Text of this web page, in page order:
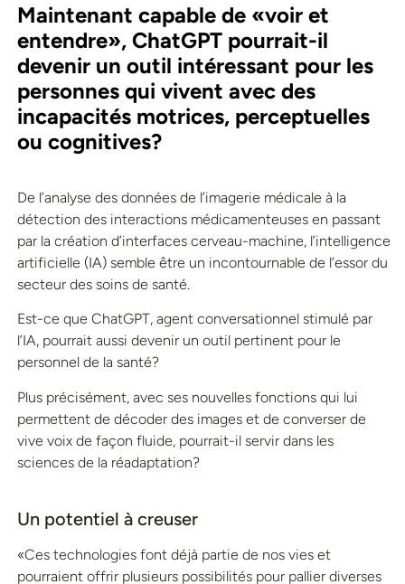
Maintenant capable de «voir et
entendre», ChatGPT pourrait-il
devenir un outil intéressant pour les
personnes qui vivent avec des
incapacités motrices, perceptuelles
ou cognitives?
De l’analyse des données de l’imagerie médicale à la
détection des interactions médicamenteuses en passant
par la création d’interfaces cerveau-machine, l’intelligence
artificielle (IA) semble être un incontournable de l’essor du
secteur des soins de santé.
Est-ce que ChatGPT, agent conversationnel stimulé par
l’IA, pourrait aussi devenir un outil pertinent pour le
personnel de la santé?
Plus précisément, avec ses nouvelles fonctions qui lui
permettent de décoder des images et de converser de
vive voix de façon fluide, pourrait-il servir dans les
sciences de la réadaptation?
Un potentiel à creuser
«Ces technologies font déjà partie de nos vies et
pourraient offrir plusieurs possibilités pour pallier diverses